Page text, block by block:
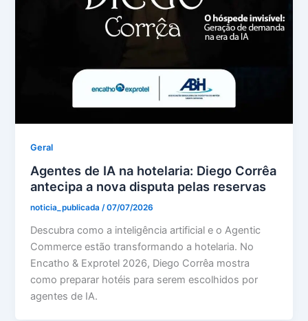
Geral
Agentes de IA na hotelaria: Diego Corrêa
antecipa a nova disputa pelas reservas
noticia_publicada/07/07/2026
Descubra como a inteligência artificial e o Agentic
Commerce estão transformando a hotelaria. No
Encatho & Exprotel 2026, Diego Corrêa mostra
como preparar hotéis para serem escolhidos por
agentes de IA.